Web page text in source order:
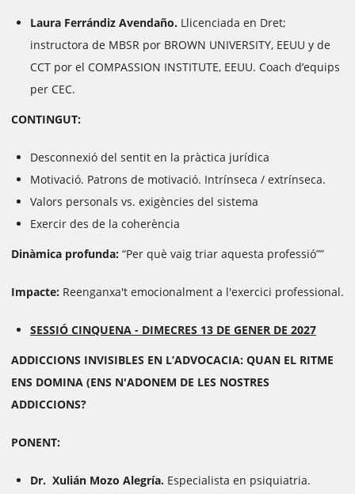
Laura Ferrándiz Avendaño. Llicenciada en Dret;
instructora de MBSR por BROWN UNIVERSITY, EEUU y de
CCT por el COMPASSION INSTITUTE, EEUU. Coach d’equips
per CEC.
CONTINGUT:
Desconnexió del sentit en la pràctica jurídica
Motivació. Patrons de motivació. Intrínseca / extrínseca.
Valors personals vs. exigències del sistema
Exercir des de la coherència
Dinàmica profunda: “Per què vaig triar aquesta professió””
Impacte: Reenganxa't emocionalment a l'exercici professional.
SESSIÓ CINQUENA - DIMECRES 13 DE GENER DE 2027
ADDICCIONS INVISIBLES EN L’ADVOCACIA: QUAN EL RITME
ENS DOMINA (ENS N'ADONEM DE LES NOSTRES
ADDICCIONS?
PONENT:
Dr. Xulián Mozo Alegría. Especialista en psiquiatria.